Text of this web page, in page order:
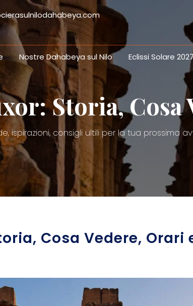
Nostre Dahabeya sul Nilo Eclissi Solare 2027
Storia,
ispirazioni, consigli ultili per la tua prossima
Cosa Vedere, Orari